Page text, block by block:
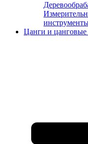
Цанги и